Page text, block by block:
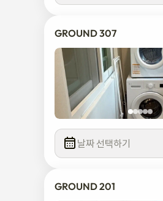
GROUND 307
날짜 선택하기
GROUND 201